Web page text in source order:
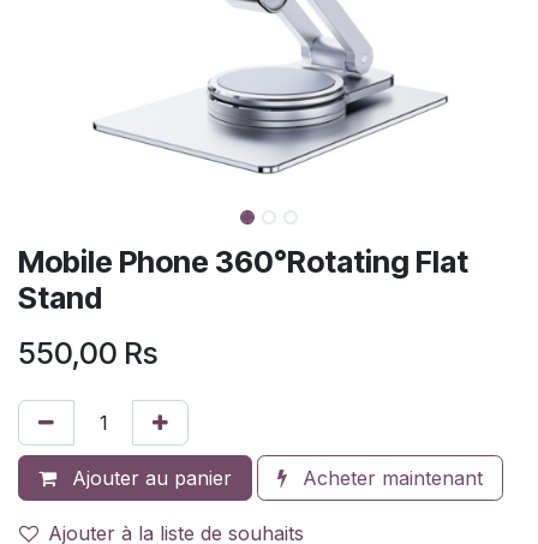
Mobile Phone 360°Rotating Flat
Stand
550,00 Rs
Ajouter au panier Acheter maintenant
Ajouter à la liste de souhaits